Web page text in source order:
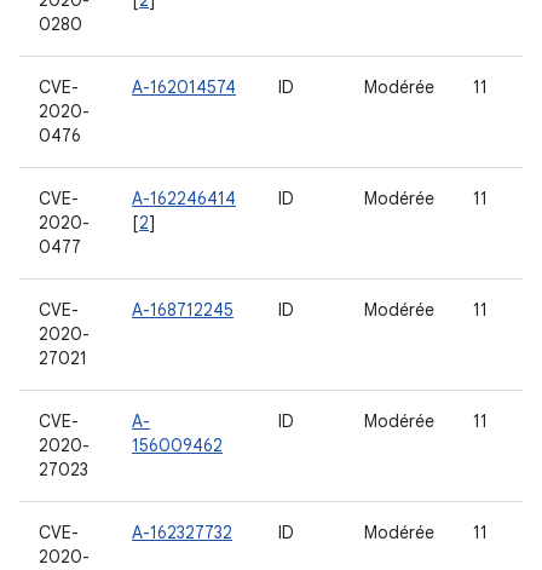
0280
CVE-
2020-
0476
A-162014574 ID Modérée 11
CVE-
2020-
0477
A-162246414
[2]
ID Modérée 11
CVE-
2020-
27021
A-168712245 ID Modérée 11
CVE-
2020-
27023
A-
156009462
ID Modérée 11
CVE-
2020-
A-162327732 ID Modérée 11